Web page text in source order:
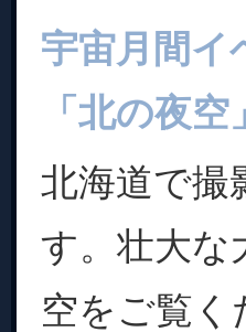
宇宙月間
「北の夜空」
北海道で撮
す。壮大な
空をご覧く